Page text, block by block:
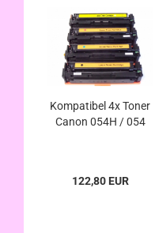
Kompatibel 4x Toner
Canon 054H / 054
122,80 EUR